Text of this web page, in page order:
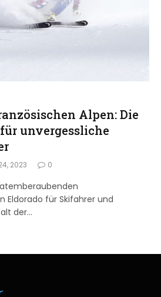
Alpen: Die
unvergessliche
2023 0
Eldorado für Skifahrer und
der…